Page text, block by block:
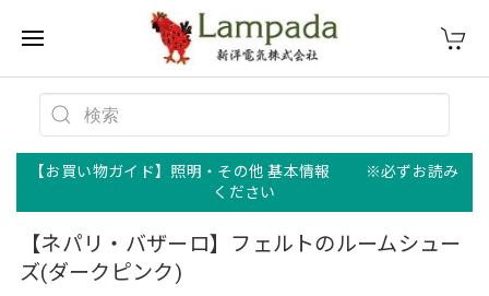
【お買い物ガイド】照明・その他 基本情報 ※必ずお読み
ください
【ネパリ・バザーロ】フェルトのルームシュー
ズ(ダークピンク)